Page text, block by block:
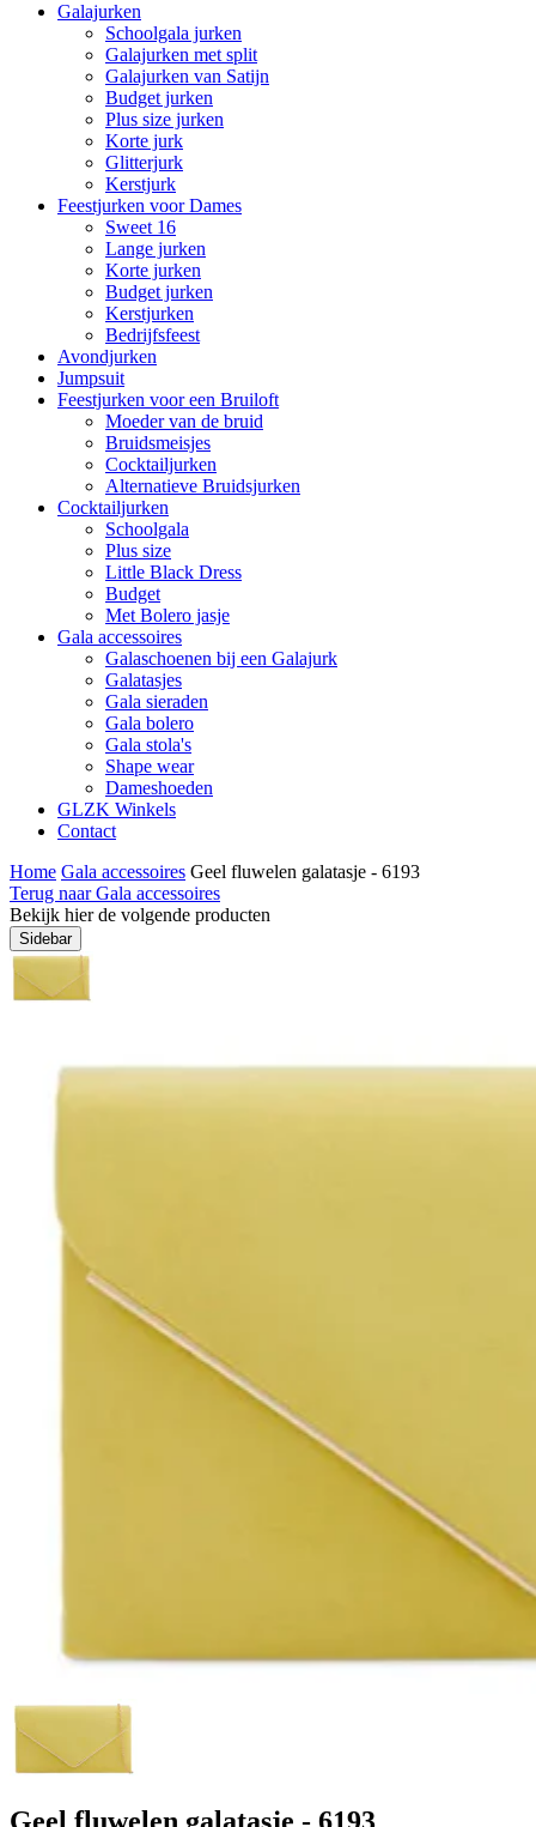
Galajurken
Schoolgala jurken
Galajurken met split
Galajurken van Satijn
Budget jurken
Plus size jurken
Korte jurk
Glitterjurk
Kerstjurk
Feestjurken voor Dames
Sweet 16
Lange jurken
Korte jurken
Budget jurken
Kerstjurken
Bedrijfsfeest
Avondjurken
Jumpsuit
Feestjurken voor een Bruiloft
Moeder van de bruid
Bruidsmeisjes
Cocktailjurken
Alternatieve Bruidsjurken
Cocktailjurken
Schoolgala
Plus size
Little Black Dress
Budget
Met Bolero jasje
Gala accessoires
Galaschoenen bij een Galajurk
Galatasjes
Gala sieraden
Gala bolero
Gala stola's
Shape wear
Dameshoeden
GLZK Winkels
Contact
Home Gala accessoires Geel fluwelen galatasje - 6193
Terug naar Gala accessoires
Bekijk hier de volgende producten
Sidebar